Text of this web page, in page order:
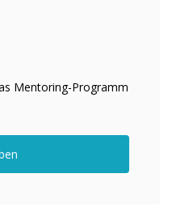
Mentoring-Programm